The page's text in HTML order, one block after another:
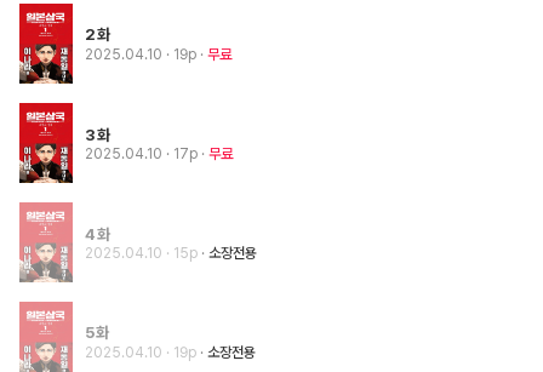
2화
2025.04.10 · 19p 무료
3화
2025.04.10 · 17p 무료
4화
2025.04.10 · 15p 소장전용
5화
2025.04.10 · 19p 소장전용